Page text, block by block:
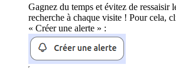
Gagnez du temps et évitez de ressaisir
recherche à chaque visite ! Pour cela,
« Créer une alerte » :